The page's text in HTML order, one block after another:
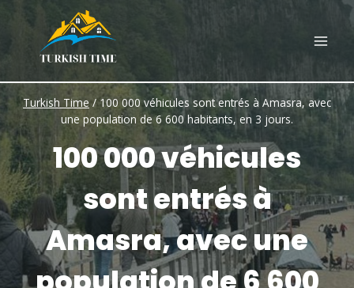
content
Turkish Time/100 000 véhicules sont entrés à Amasra, avec
une population de 6 600 habitants, en 3 jours.
100 000 véhicules
sont entrés à
Amasra, avec une